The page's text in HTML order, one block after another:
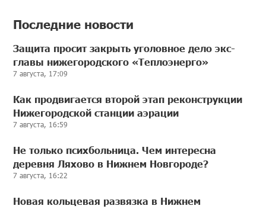
Последние новости
Защита просит закрыть уголовное дело экс-
главы нижегородского «Теплоэнерго»
7 августа, 17:09
Как продвигается второй этап реконструкции
Нижегородской станции аэрации
7 августа, 16:59
Не только психбольница. Чем интересна
деревня Ляхово в Нижнем Новгороде?
7 августа, 16:22
Новая кольцевая развязка в Нижнем